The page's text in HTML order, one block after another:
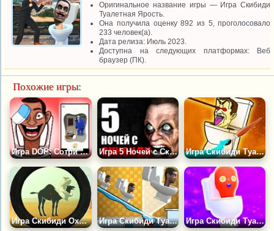
Оригинальное название игры — Игра Скибиди
Туалетная Ярость.
Она получила оценку 892 из 5, проголосовало
233 человек(а).
Дата релиза: Июль 2023.
Доступна на следующих платформах: Веб
браузер (ПК).
Похожие игры:
Игра DOP: Сотри Скибиди Игра 5 Ночей с Скибиди Туалетом Игра Скибиди Туалет Раскраска 2
Игра Скибиди Охота Игра Скибиди Туалет Прыжки Игра Скибиди Туалет ИО